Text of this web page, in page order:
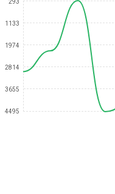
293
1133
1974
2814
3655
4495